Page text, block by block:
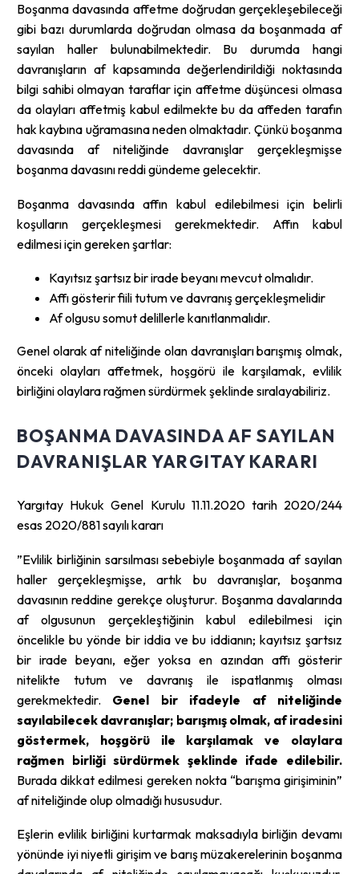
Boşanma davasında affetme doğrudan gerçekleşebileceği
gibi bazı durumlarda doğrudan olmasa da boşanmada af
sayılan haller bulunabilmektedir. Bu durumda hangi
davranışların af kapsamında değerlendirildiği noktasında
bilgi sahibi olmayan taraflar için affetme düşüncesi olmasa
da olayları affetmiş kabul edilmekte bu da affeden tarafın
hak kaybına uğramasına neden olmaktadır. Çünkü boşanma
davasında af niteliğinde davranışlar gerçekleşmişse
boşanma davasını reddi gündeme gelecektir.
Boşanma davasında affın kabul edilebilmesi için belirli
koşulların gerçekleşmesi gerekmektedir. Affın kabul
edilmesi için gereken şartlar:
Kayıtsız şartsız bir irade beyanı mevcut olmalıdır.
Affı gösterir fiili tutum ve davranış gerçekleşmelidir
Af olgusu somut delillerle kanıtlanmalıdır.
Genel olarak af niteliğinde olan davranışları barışmış olmak,
önceki olayları affetmek, hoşgörü ile karşılamak, evlilik
birliğini olaylara rağmen sürdürmek şeklinde sıralayabiliriz.
BOŞANMA DAVASINDA AF SAYILAN
DAVRANIŞLAR YARGITAY KARARI
Yargıtay Hukuk Genel Kurulu 11.11.2020 tarih 2020/244
esas 2020/881 sayılı kararı
”Evlilik birliğinin sarsılması sebebiyle boşanmada af sayılan
haller gerçekleşmişse, artık bu davranışlar, boşanma
davasının reddine gerekçe oluşturur. Boşanma davalarında
af olgusunun gerçekleştiğinin kabul edilebilmesi için
öncelikle bu yönde bir iddia ve bu iddianın; kayıtsız şartsız
bir irade beyanı, eğer yoksa en azından affı gösterir
nitelikte tutum ve davranış ile ispatlanmış olması
gerekmektedir. Genel bir ifadeyle af niteliğinde
sayılabilecek davranışlar; barışmış olmak, af iradesini
göstermek, hoşgörü ile karşılamak ve olaylara
rağmen birliği sürdürmek şeklinde ifade edilebilir.
Burada dikkat edilmesi gereken nokta “barışma girişiminin”
af niteliğinde olup olmadığı hususudur.
Eşlerin evlilik birliğini kurtarmak maksadıyla birliğin devamı
yönünde iyi niyetli girişim ve barış müzakerelerinin boşanma